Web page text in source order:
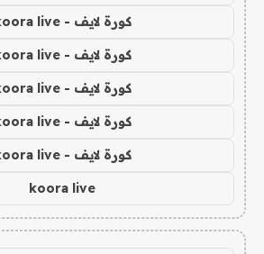
كورة لايف - koora live
كورة لايف - koora live
كورة لايف - koora live
كورة لايف - koora live
كورة لايف - koora live
koora live